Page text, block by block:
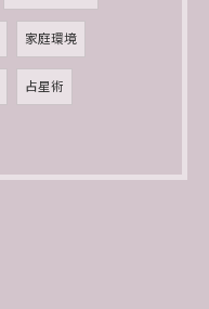
家庭環境
占星術